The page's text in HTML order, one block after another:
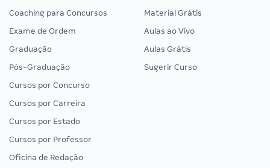
Coaching para Concursos
Exame de Ordem
Graduação
Pós-Graduação
Cursos por Concurso
Cursos por Carreira
Cursos por Estado
Cursos por Professor
Oficina de Redação
Material Grátis
Aulas ao Vivo
Aulas Grátis
Sugerir Curso